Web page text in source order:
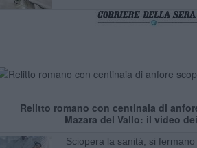
Relitto romano con centinaia di
Mazara del Vallo: il video
Sciopera la sanità, si